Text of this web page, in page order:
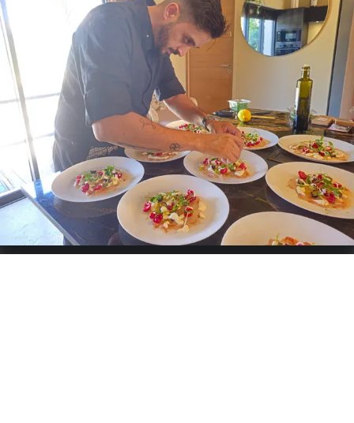
Having graduated from the Ferrandi Paris school after 5
years of study, I had the opportunity to learn about
French haute cuisine and to be trained by chefs from 2-
star restaurants in the south of France and in Paris. I offer
a plant-based cuisine focused on vegetables, which I
particularly enjoy working with in all their forms. I enhance
them with herbs and spices that elevate my ingredients. I
cook meats and fish at low temperatures and sous-vide.
This combination allows me to create a light, refined, and
colorful cuisine.
Specialiteiten:
Frans
Aangeboden diensten